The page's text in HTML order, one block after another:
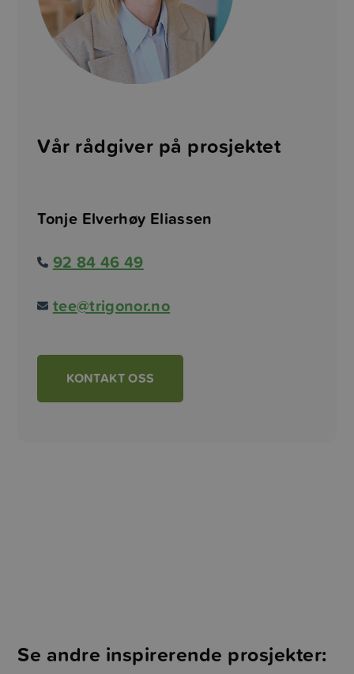
Vår rådgiver på prosjektet
Tonje Elverhøy Eliassen
92 84 46 49
tee@trigonor.no
KONTAKT OSS
Se andre inspirerende prosjekter: